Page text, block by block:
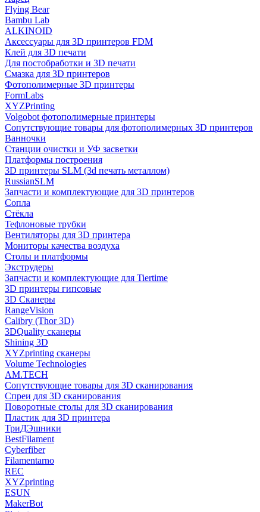
Flying Bear
Bambu Lab
ALKINOID
Аксессуары для 3D принтеров FDM
Клей для 3D печати
Для постобработки и 3D печати
Смазка для 3D принтеров
Фотополимерные 3D принтеры
FormLabs
XYZPrinting
Volgobot фотополимерные принтеры
Сопутствующие товары для фотополимерных 3D принтеров
Ванночки
Станции очистки и УФ засветки
Платформы построения
3D принтеры SLM (3d печать металлом)
RussianSLM
Запчасти и комплектующие для 3D принтеров
Сопла
Cтёкла
Тефлоновые трубки
Вентиляторы для 3D принтера
Мониторы качества воздуха
Столы и платформы
Экструдеры
Запчасти и комплектующие для Tiertime
3D принтеры гипсовые
3D Сканеры
RangeVision
Calibry (Thor 3D)
3DQuality сканеры
Shining 3D
XYZprinting сканеры
Volume Technologies
AM.TECH
Сопутствующие товары для 3D сканирования
Спреи для 3D сканирования
Поворотные столы для 3D сканирования
Пластик для 3D принтера
ТриДЭшники
BestFilament
Cyberfiber
Filamentarno
REC
XYZprinting
ESUN
MakerBot